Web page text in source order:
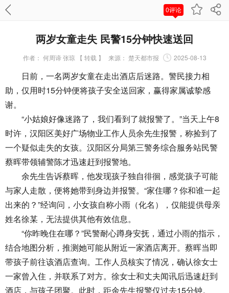
0评论
两岁女童走失 民警15分钟快速送回
作者： 何周谛 张琼 【 转载 】 来源： 楚天都市报 2025-08-13
日前，一名两岁女童在走出酒店后迷路。警民接力相
助，仅用时15分钟便将孩子安全送回家，赢得家属诚挚感
谢。
“小姑娘好像迷路了，我们看到了就报警了。”当天上午8
时许，汉阳区美好广场物业工作人员余先生报警，称捡到了
一个疑似走失的女孩。汉阳区分局第三警务综合服务站民警
蔡晖带领辅警陈才迅速赶到报警地。
余先生告诉蔡晖，他发现孩子独自徘徊，感觉孩子可能
与家人走散，便将她带到身边并报警。“家住哪？你和谁一起
出来的？”经询问，小女孩自称小雨（化名），仅能提供母亲
姓名徐某，无法提供其他有效信息。
“你昨晚住在哪？”民警耐心蹲身安抚，通过小雨的指示，
结合地图分析，推测她可能从附近一家酒店离开。蔡晖当即
带孩子前往该酒店查询。工作人员核实了情况，确认徐女士
一家曾入住，并联系了对方。徐女士和丈夫闻讯后迅速赶到
酒店，与孩子团聚。此时，距余先生报警仅过去15分钟。